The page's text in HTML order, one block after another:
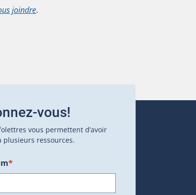
joindre.
fenêtre.)
vous!
vous permettent d’avoir
plusieurs ressources.
*